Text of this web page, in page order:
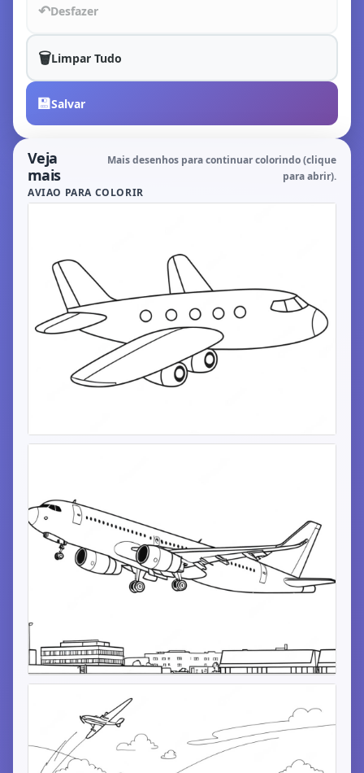
↶Desfazer
🗑️Limpar Tudo
💾Salvar
Veja
mais
Mais desenhos para continuar colorindo (clique
para abrir).
AVIAO PARA COLORIR